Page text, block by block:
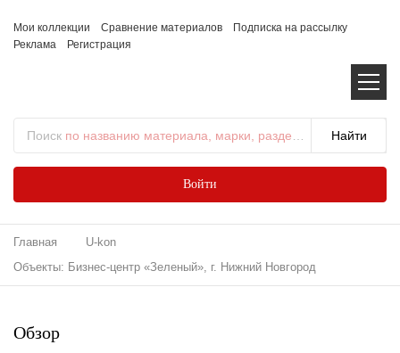
Мои коллекции Сравнение материалов
Подписка на рассылку
Реклама
Регистрация
Поиск по названию материала, марки, раздела...
Войти
Главная
U-kon
Объекты: Бизнес-центр «Зеленый», г. Нижний Новгород
Обзор